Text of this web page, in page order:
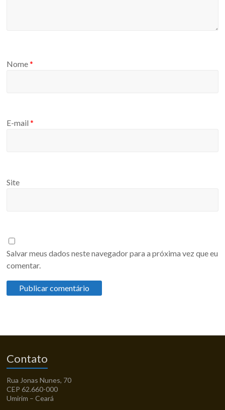
Nome*
E-mail*
Site
Salvar meus dados neste navegador para a próxima vez que eu
comentar.
Contato
Rua Jonas Nunes, 70
CEP 62.660-000
Umirim – Ceará